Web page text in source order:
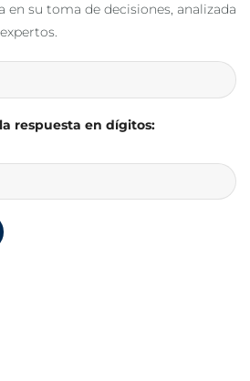
su toma de decisiones, analizada
respuesta en dígitos: